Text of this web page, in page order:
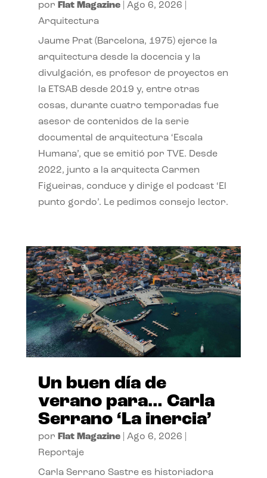
por Flat Magazine| Ago 6, 2026
Arquitectura
Jaume Prat (Barcelona, 1975) ejerce la
arquitectura desde la docencia y la
divulgación, es profesor de proyectos en
la ETSAB desde 2019 y, entre otras
cosas, durante cuatro temporadas fue
asesor de contenidos de la serie
documental de arquitectura ‘Escala
Humana’, que se emitió por TVE. Desde
2022, junto a la arquitecta Carmen
Figueiras, conduce y dirige el podcast ‘El
punto gordo’. Le pedimos consejo lector.
Un buen día de
verano para… Carla
Serrano ‘La inercia’
por Flat Magazine| Ago 6, 2026
Reportaje
Carla Serrano Sastre es historiadora